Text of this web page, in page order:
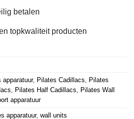
betalen
topkwaliteit producten
apparatuur, Pilates Cadillacs
Pilates
Pilates Half Cadillacs
Pilates Wall
apparatuur
apparatuur, wall units